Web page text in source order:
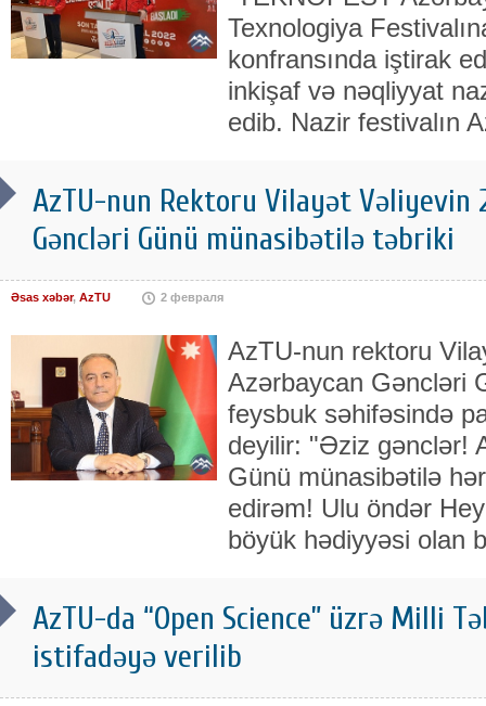
Texnologiya
konfransında iştirak
inkişaf və nəqliyyat
edib. Nazir festivalın
AzTU-nun Rektoru Vilayət Vəliyevin
Gəncləri Günü münasibətilə təbriki
Əsas xəbər, AzTU 2 февраля
AzTU-nun rektoru
Azərbaycan Gəncləri
feysbuk səhifəsində
deyilir: "Əziz gənclər!
Günü münasibətilə
edirəm! Ulu öndər
böyük hədiyyəsi olan
AzTU-da “Open Science” üzrə Milli
istifadəyə verilib